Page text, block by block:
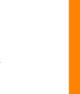
Pro
i na poklon
poklon dobijaš